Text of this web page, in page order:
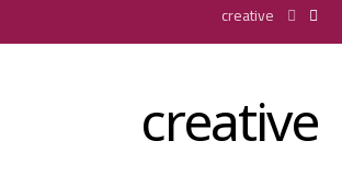
creative
creative